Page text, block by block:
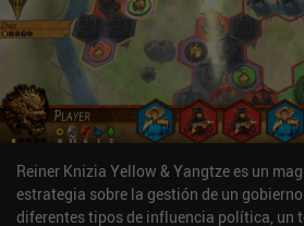
tiende a elegir oponentes adecuados,
inherente a las tiradas de cartas y a las
comunes hace que a veces parezca
que sea nuestra estrategia.Hero Realms
un conjunto limitado de cartas y héroes.
de la prueba, es muy recomendable
a través del único iAP de 9,99 $.
Reiner Knizia Yellow & Yangtze es un
estrategia sobre la gestión de un
diferentes tipos de influencia política, un